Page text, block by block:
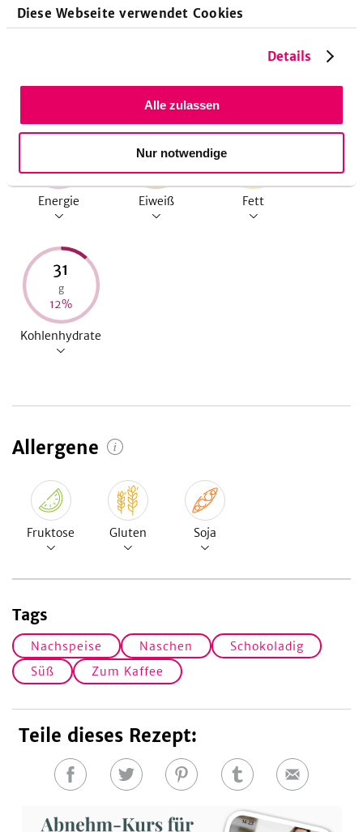
Diese Webseite verwendet Cookies
Details
Alle zulassen
Nur notwendige
Eine Portion entspricht 1Stück
281
13%
Energie
4,2
g
9%
Eiweiß
15
22%
Fett
31
g
12%
Kohlenhydrate
Allergene
Fruktose Gluten Soja
Tags
Nachspeise Naschen
Schokoladig
Süß
Zum Kaffee
Teile dieses Rezept:
Auf
teilen
Auf
teilen
Auf
teilen
Auf
teilen
E-